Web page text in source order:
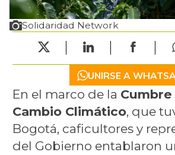
Solidaridad Network
UNIRSE A
En el marco de la Cumbre
Cambio Climático, que
Bogotá, caficultores y
del Gobierno entablaron